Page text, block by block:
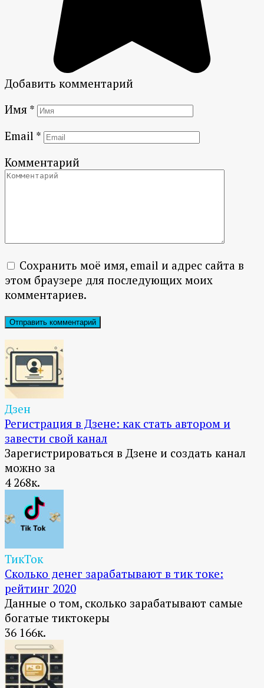
Добавить комментарий
Имя *
Email *
Комментарий
Сохранить моё имя, email и адрес сайта в
этом браузере для последующих моих
комментариев.
Дзен
Регистрация в Дзене: как стать автором и
завести свой канал
Зарегистрироваться в Дзене и создать канал
можно за
4 268к.
ТикТок
Сколько денег зарабатывают в тик токе:
рейтинг 2020
Данные о том, сколько зарабатывают самые
богатые тиктокеры
36 166к.